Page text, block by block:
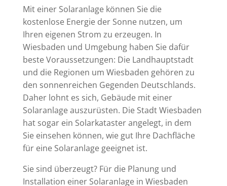
Mit einer Solaranlage können Sie die
kostenlose Energie der Sonne nutzen, um
Ihren eigenen Strom zu erzeugen. In
Wiesbaden und Umgebung haben Sie dafür
beste Voraussetzungen: Die Landhauptstadt
und die Regionen um Wiesbaden gehören zu
den sonnenreichen Gegenden Deutschlands.
Daher lohnt es sich, Gebäude mit einer
Solaranlage auszurüsten. Die Stadt Wiesbaden
hat sogar ein Solarkataster angelegt, in dem
Sie einsehen können, wie gut Ihre Dachfläche
für eine Solaranlage geeignet ist.
Sie sind überzeugt? Für die Planung und
Installation einer Solaranlage in Wiesbaden